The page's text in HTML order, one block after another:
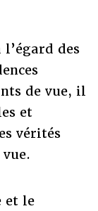
des
de vue, il
et
vérités
et le